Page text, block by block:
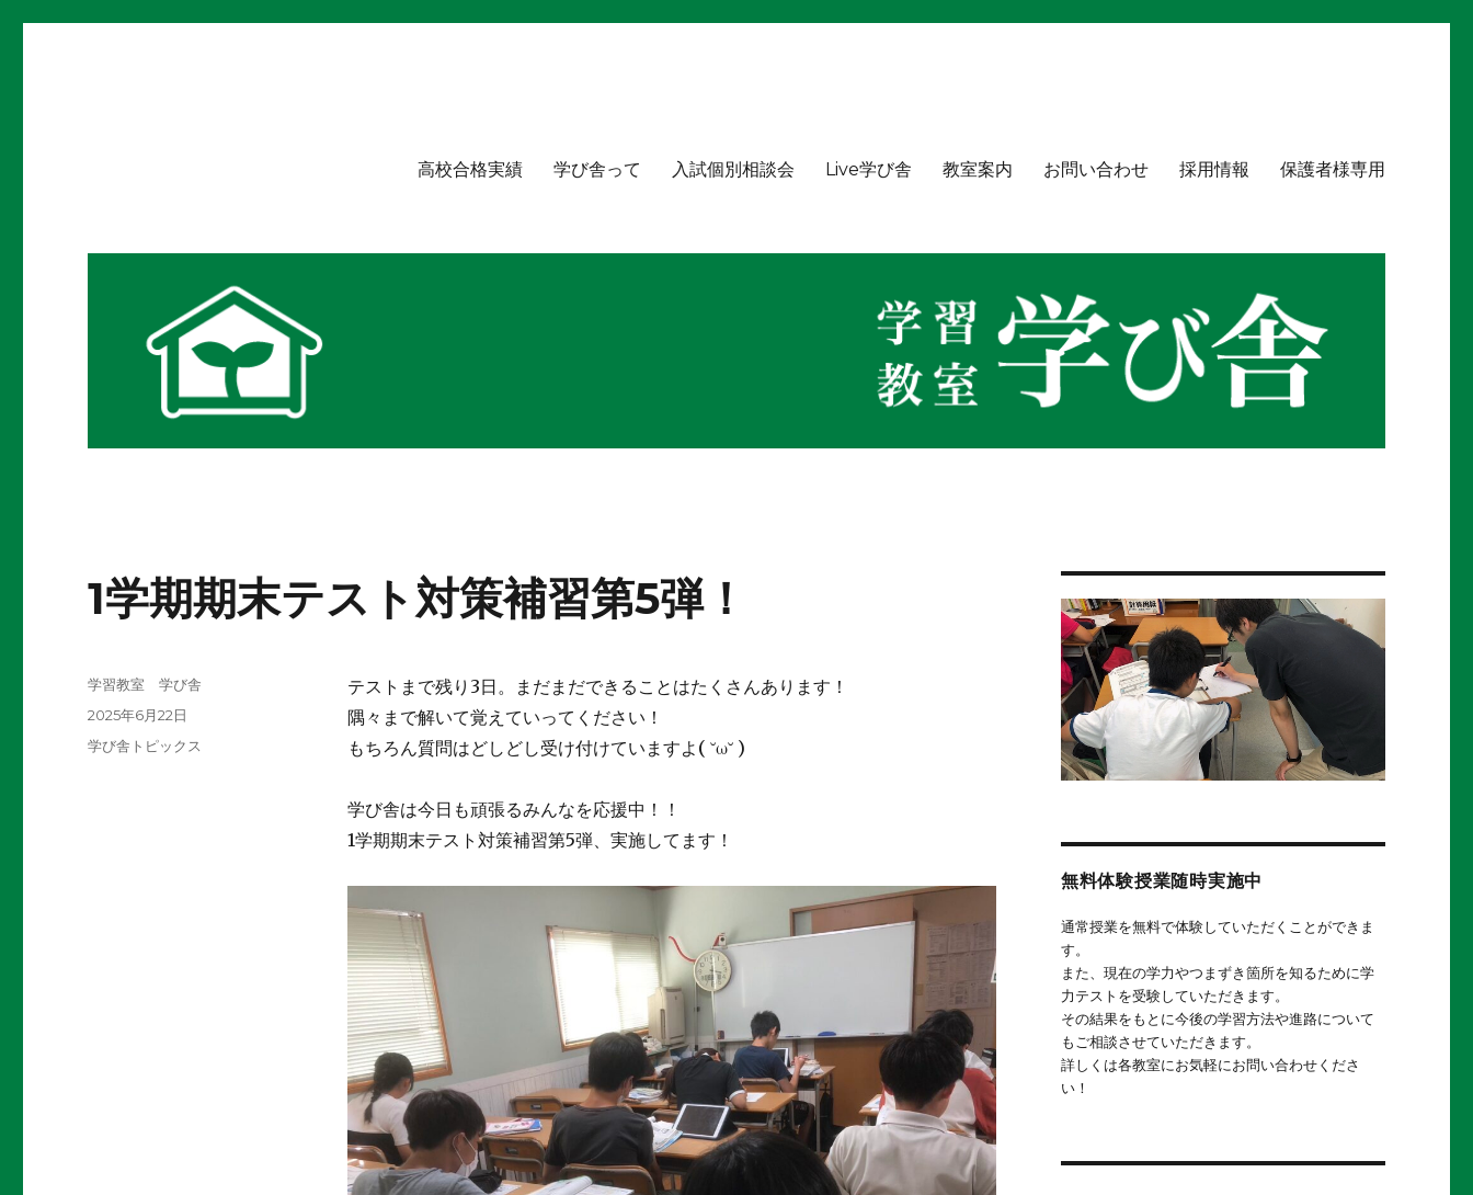
高校合格実績 学び舎って 入試個別相談会 Live学び舎 教室案内 お問い合わせ 採用情報 保護者様専用
1学期期末テスト対策補習第5弾！
テストまで残り3日。まだまだできることはたくさんあります！
隅々まで解いて覚えていってください！
もちろん質問はどしどし受け付けていますよ( ˘ω˘ )
学び舎は今日も頑張るみんなを応援中！！
1学期期末テスト対策補習第5弾、実施してます！
投
学習教室 学び舎
投
稿
日:
2025年6月22日
カ
学び舎トピックス
無料体験授業随時実施中
通常授業を無料で体験していただくことができま
す。
また、現在の学力やつまずき箇所を知るために学
力テストを受験していただきます。
その結果をもとに今後の学習方法や進路について
もご相談させていただきます。
詳しくは各教室にお気軽にお問い合わせくださ
い！